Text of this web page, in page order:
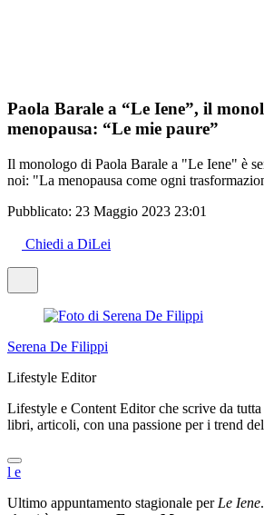
Paola Barale a “Le Iene”, il
menopausa: “Le mie paure”
Il monologo di Paola Barale a "Le Iene" è
noi: "La menopausa come ogni
Pubblicato: 23 Maggio 2023 23:01
Chiedi a DiLei
Serena De Filippi
Lifestyle Editor
Lifestyle e Content Editor che scrive da
libri, articoli, con una passione per i trend
l e
Ultimo appuntamento stagionale per Le Iene